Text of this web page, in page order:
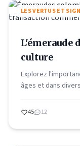
LES VERTUS ET
L'émeraude
culture
Explorez
âges et dans
45 12